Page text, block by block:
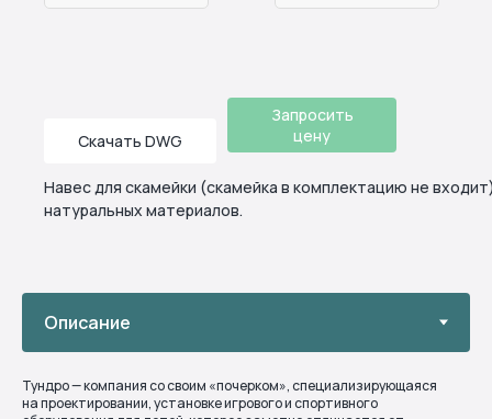
Запросить
цену
Скачать DWG
Навес для скамейки (скамейка в комплектацию не
натуральных материалов.
Тундро — компания со своим «почерком», специализирующаяся
на проектировании, установке игрового и спортивного